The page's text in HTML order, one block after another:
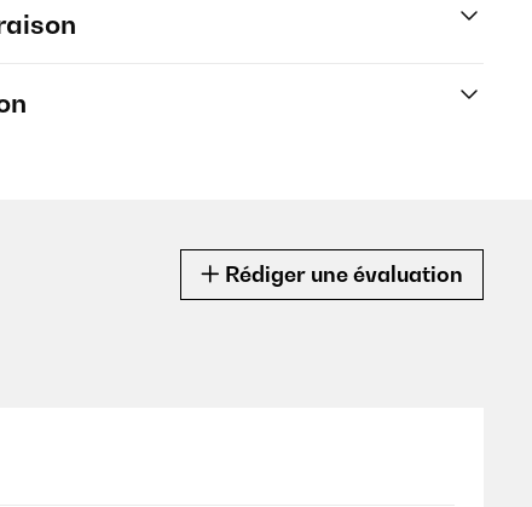
Rédiger une évaluation